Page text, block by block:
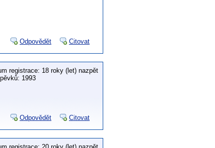
Odpovědět Citovat
registrace: 18 roky (let) nazpět
1993
Odpovědět Citovat